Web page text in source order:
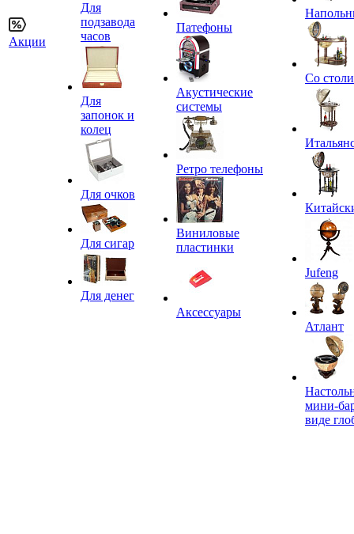
Акции
Для
подзавода
часов
Для
запонок и
колец
Для очков
Для сигар
Для денег
Патефоны
Акустические
системы
Ретро телефоны
Виниловые
пластинки
Аксессуары
Со
Jufeng
Атлант
мини-
виде